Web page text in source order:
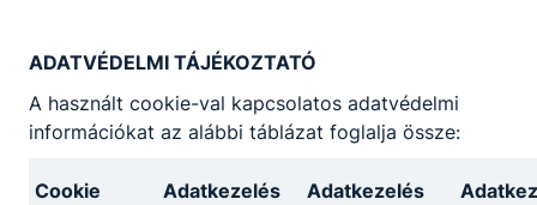
ADATVÉDELMI TÁJÉKOZTATÓ
A használt cookie-val kapcsolatos adatvédelmi
információkat az alábbi táblázat foglalja össze:
Cookie
Adatkezelés
Adatkezelés